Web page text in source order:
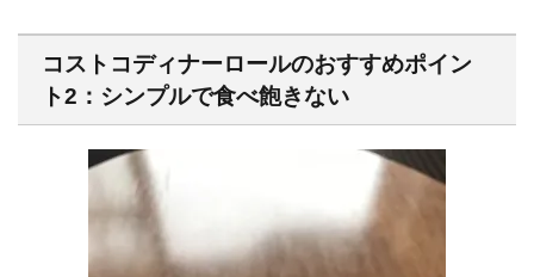
コストコディナーロールのおすすめポイン
ト2：シンプルで食べ飽きない